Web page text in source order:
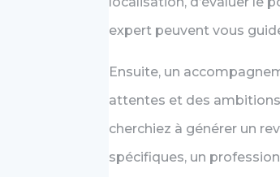
expert peuvent vous
Ensuite, un
attentes et des
cherchiez à générer un
spécifiques, un